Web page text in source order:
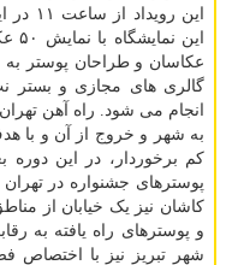
این
عکاسان و طراحان پوستر به
گالری های مجازی و بستر
انجام می شود. راه آهن
به شهر و خروج از آن و با
کم برخوردار، در این دوره
پوسترهای جشنواره در
کاشان نیز یک خیابان از
و پوسترهای راه یافته به
شهر تبریز نیز با اختصاص